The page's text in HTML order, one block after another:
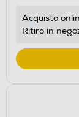
Acquisto
Ritiro in